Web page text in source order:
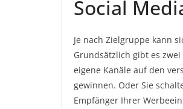
Social
Je nach Zielgruppe kann
Grundsätzlich gibt es
eigene Kanäle auf den
gewinnen. Oder Sie
Empfänger Ihrer